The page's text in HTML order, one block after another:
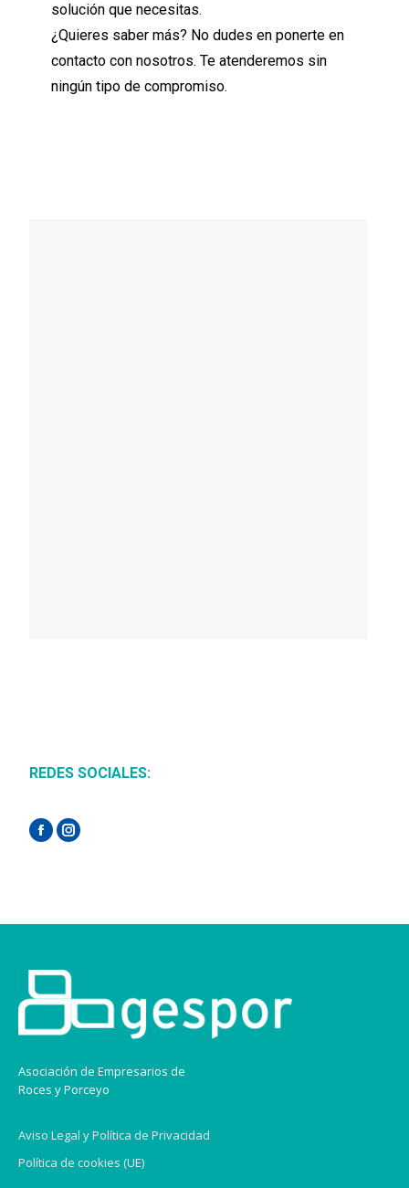
solución que necesitas.
¿Quieres saber más? No dudes en ponerte en
contacto con nosotros. Te atenderemos sin
ningún tipo de compromiso.
REDES SOCIALES:
F
o
I
r
Asociación de Empresarios de
Roces y Porceyo
Aviso Legal y Política de Privacidad
Política de cookies (UE)